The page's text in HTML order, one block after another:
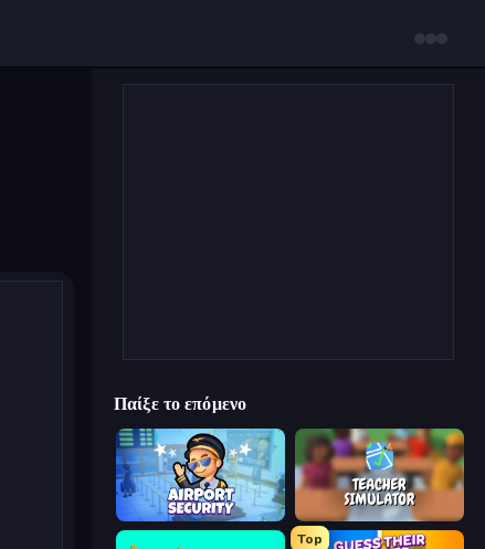
Παίξε το επόμενο
Airport Security Teacher Simulator
Top